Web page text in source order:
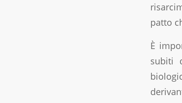
patto
È
subiti